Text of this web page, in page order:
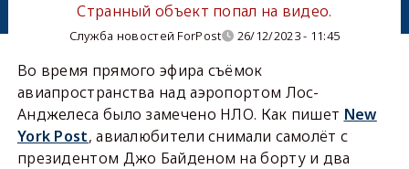
Странный объект попал на видео.
Служба новостей ForPost 26/12/2023 - 11:45
Во время прямого эфира съёмок
авиапространства над аэропортом Лос-
Анджелеса было замечено НЛО. Как пишет New
York Post, авиалюбители снимали самолёт с
президентом Джо Байденом на борту и два